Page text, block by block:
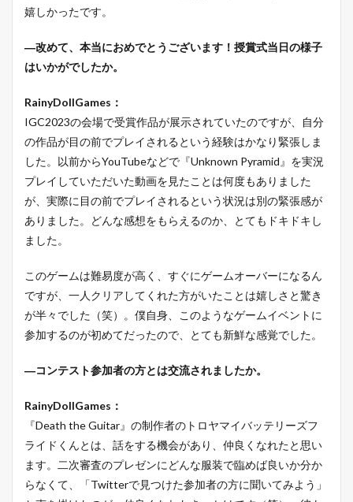
嬉しかったです。
―改めて、本当におめでとうございます！授賞式当日の様子
はいかがでしたか。
RainyDollGames：
IGC2023の会場で受賞作品が展示されていたのですが、自分
の作品が目の前でプレイされるという経験はかなり緊張しま
した。以前からYouTubeなどで『Unknown Pyramid』を実況
プレイしていただいた動画を見たことは何度もありました
が、実際に目の前でプレイされるという状況は別の緊張感が
ありました。どんな感想をもらえるのか、とてもドキドキし
ました。
このゲームは難易度が高く、すぐにゲームオーバーになるん
ですが、一人クリアしてくれた方がいたことは嬉しさと驚き
が半々でした（笑）。僕自身、このようなゲームイベントに
参加するのが初めてだったので、とても新鮮な感覚でした。
―コンテスト参加者の方とは交流されましたか。
RainyDollGames：
『Death the Guitar』の制作者のトロヤマイバッテリーズフ
ライドくんとは、話をする機会があり、仲良くなれたと思い
ます。二次審査のプレゼンにどんな服装で臨めば良いか分か
らなくて、「Twitterで見つけた参加者の方に聞いてみよう」